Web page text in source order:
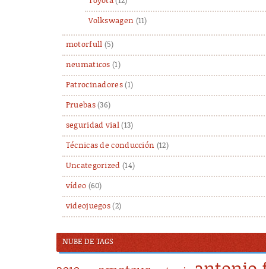
Volkswagen (11)
motorfull (5)
neumaticos (1)
Patrocinadores(1)
Pruebas(36)
seguridad vial(13)
Técnicas de conducción (12)
Uncategorized (14)
vídeo (60)
videojuegos (2)
NUBE DE TAGS